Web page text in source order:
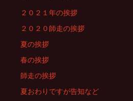
２０２１年の挨拶
２０２０師走の挨拶
夏の挨拶
春の挨拶
師走の挨拶
夏おわりですが告知など